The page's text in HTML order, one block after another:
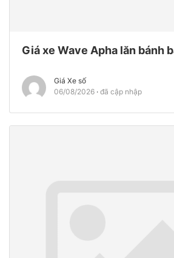
Giá xe Wave Apha lăn bánh
Giá Xe số
06/08/2026 đã cập nhập